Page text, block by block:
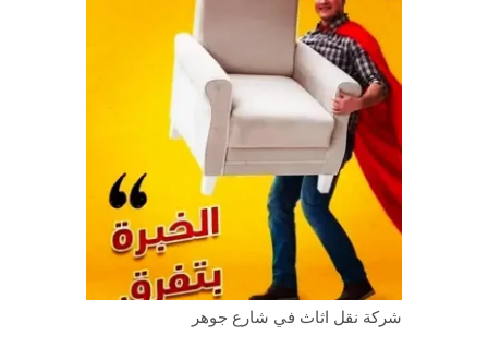
شركة نقل اثاث في شارع جوهر